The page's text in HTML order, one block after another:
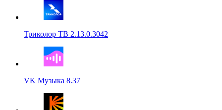
Триколор ТВ 2.13.0.3042
VK Музыка 8.37